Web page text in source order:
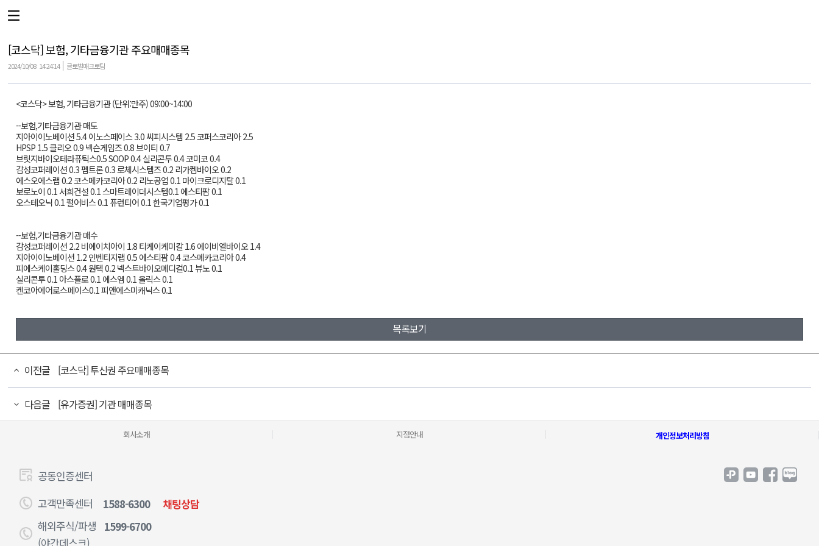
[코스닥] 보험, 기타금융기관 주요매매종목
2024/10/08 14:24:14 글로벌매크로팀
<코스닥> 보험, 기타금융기관 (단위:만주) 09:00~14:00
--보험,기타금융기관 매도
지아이이노베이션 5.4 이노스페이스 3.0 씨피시스템 2.5 코퍼스코리아 2.5
HPSP 1.5 클리오 0.9 넥슨게임즈 0.8 브이티 0.7
브릿지바이오테라퓨틱스0.5 SOOP 0.4 실리콘투 0.4 코미코 0.4
감성코퍼레이션 0.3 펩트론 0.3 로체시스템즈 0.2 리가켐바이오 0.2
에스오에스랩 0.2 코스메카코리아 0.2 리노공업 0.1 마이크로디지탈 0.1
보로노이 0.1 서희건설 0.1 스마트레이더시스템0.1 에스티팜 0.1
오스테오닉 0.1 펄어비스 0.1 퓨런티어 0.1 한국기업평가 0.1
--보험,기타금융기관 매수
감성코퍼레이션 2.2 비에이치아이 1.8 티케이케미칼 1.6 에이비엘바이오 1.4
지아이이노베이션 1.2 인벤티지랩 0.5 에스티팜 0.4 코스메카코리아 0.4
피에스케이홀딩스 0.4 원텍 0.2 넥스트바이오메디컬0.1 뷰노 0.1
실리콘투 0.1 아스플로 0.1 에스엠 0.1 올릭스 0.1
켄코아에어로스페이스0.1 피앤에스미캐닉스 0.1
목록보기
이전글 [코스닥] 투신권 주요매매종목
다음글 [유가증권] 기관 매매종목
회사소개 지점안내 개인정보처리방침
공동인증센터
고객만족센터
1588-6300
채팅상담
해외주식/파생 1599-6700
(야간데스크)